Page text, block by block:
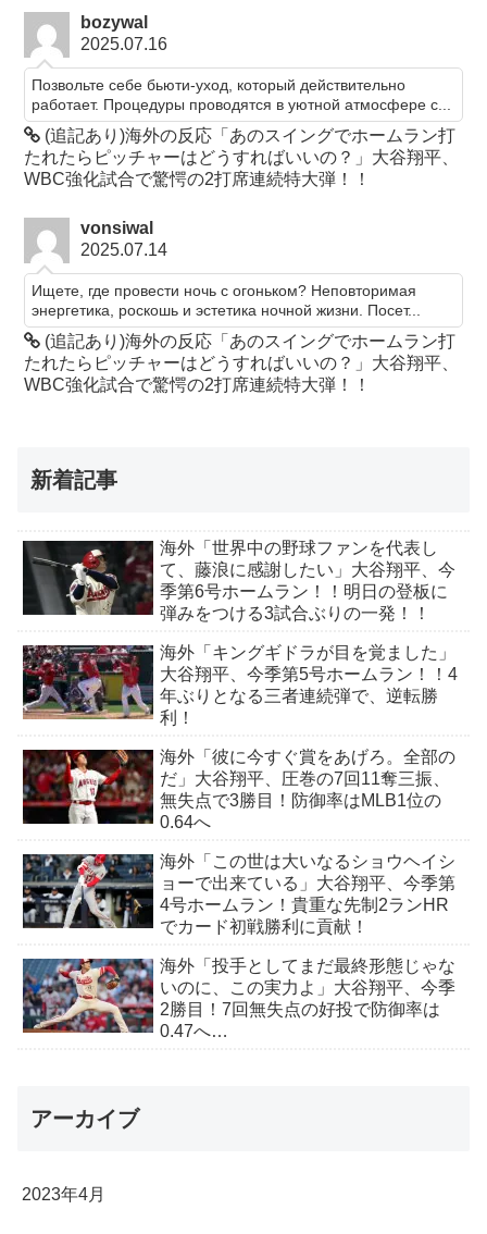
bozywal
2025.07.16
Позвольте себе бьюти-уход, который действительно
работает. Процедуры проводятся в уютной атмосфере с...
(追記あり)海外の反応「あのスイングでホームラン打
たれたらピッチャーはどうすればいいの？」大谷翔平、
WBC強化試合で驚愕の2打席連続特大弾！！
vonsiwal
2025.07.14
Ищете, где провести ночь с огоньком? Неповторимая
энергетика, роскошь и эстетика ночной жизни. Посет...
(追記あり)海外の反応「あのスイングでホームラン打
たれたらピッチャーはどうすればいいの？」大谷翔平、
WBC強化試合で驚愕の2打席連続特大弾！！
新着記事
海外「世界中の野球ファンを代表し
て、藤浪に感謝したい」大谷翔平、今
季第6号ホームラン！！明日の登板に
弾みをつける3試合ぶりの一発！！
海外「キングギドラが目を覚ました」
大谷翔平、今季第5号ホームラン！！4
年ぶりとなる三者連続弾で、逆転勝
利！
海外「彼に今すぐ賞をあげろ。全部の
だ」大谷翔平、圧巻の7回11奪三振、
無失点で3勝目！防御率はMLB1位の
0.64へ
海外「この世は大いなるショウヘイシ
ョーで出来ている」大谷翔平、今季第
4号ホームラン！貴重な先制2ランHR
でカード初戦勝利に貢献！
海外「投手としてまだ最終形態じゃな
いのに、この実力よ」大谷翔平、今季
2勝目！7回無失点の好投で防御率は
0.47へ…
アーカイブ
2023年4月